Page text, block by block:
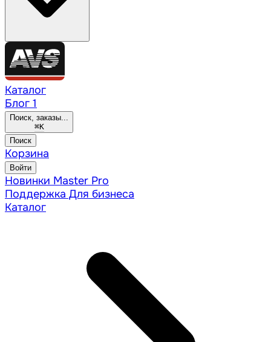
Каталог
Блог 1
Поиск, заказы...
⌘K
Поиск
Корзина
Войти
Новинки Master Pro
Поддержка Для бизнеса
Каталог